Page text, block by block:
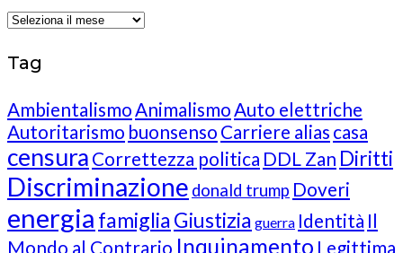
Archives
Tag
AmbientalismoAnimalismoAuto elettriche
Autoritarismo buonsenso Carriere alias casa
censura Correttezza politica DDL Zan Diritti
Discriminazione donald trump Doveri
energia famigliaGiustizia guerra Identità Il
Mondo al Contrario Inquinamento Legittima